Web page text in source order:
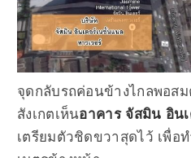
จุดกลับรถค่อนข้างไกลพอส
สังเกตเห็นอาคาร จัสมิน อิน
เตรียมตัวชิดขวาสุดไว้ เพื่อ